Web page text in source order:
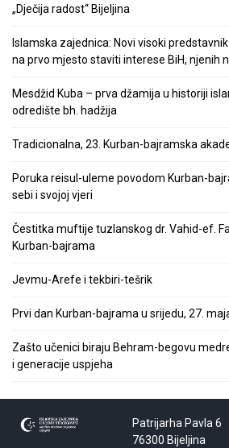
„Dječija radost“ Bijeljina
Islamska zajednica: Novi visoki
na prvo mjesto staviti interese BiH, njenih
Mesdžid Kuba – prva džamija u historiji
odredište bh. hadžija
Tradicionalna, 23. Kurban-bajramska
Poruka reisul-uleme povodom Kurban-
sebi i svojoj vjeri
Čestitka muftije tuzlanskog dr. Vahid-ef.
Kurban-bajrama
Jevmu-Arefe i tekbiri-tešrik
Prvi dan Kurban-bajrama u srijedu, 27.
Zašto učenici biraju Behram-begovu
i generacije uspjeha
Patrijarha Pavla 6
76300 Bijeljina